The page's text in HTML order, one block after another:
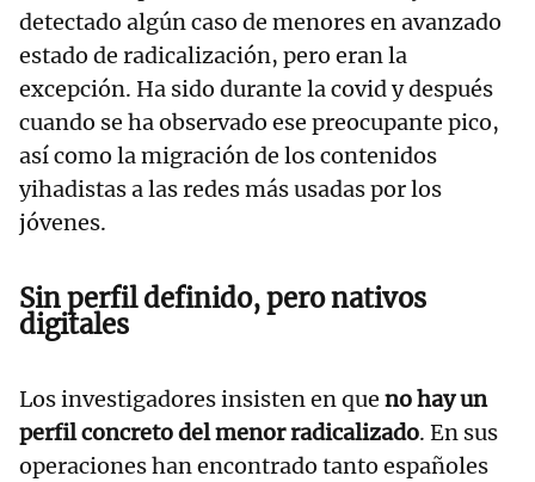
detectado algún caso de menores en avanzado
estado de radicalización, pero eran la
excepción. Ha sido durante la covid y después
cuando se ha observado ese preocupante pico,
así como la migración de los contenidos
yihadistas a las redes más usadas por los
jóvenes.
Sin perfil definido, pero nativos
digitales
Los investigadores insisten en que no hay un
perfil concreto del menor radicalizado. En sus
operaciones han encontrado tanto españoles